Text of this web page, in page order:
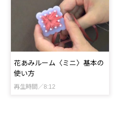
花あみルーム〈ミニ〉基本の
使い方
再生時間／8:12